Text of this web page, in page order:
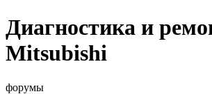
Диагностика и
Mitsubishi
форумы